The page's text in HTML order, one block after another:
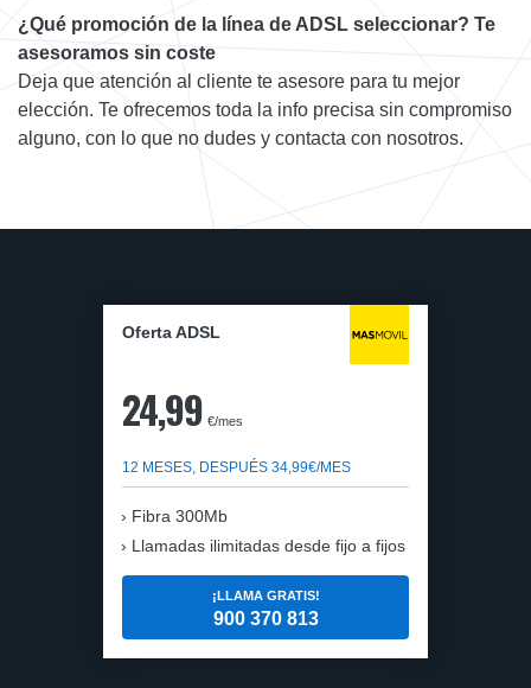
¿Qué promoción de la línea de ADSL seleccionar? Te
asesoramos sin coste
Deja que atención al cliente te asesore para tu mejor
elección. Te ofrecemos toda la info precisa sin compromiso
alguno, con lo que no dudes y contacta con nosotros.
Oferta ADSL
24,99 €/mes
12 MESES, DESPUÉS 34,99€/MES
Fibra 300Mb
Llamadas ilimitadas desde fijo a fijos
¡LLAMA GRATIS!
900 370 813